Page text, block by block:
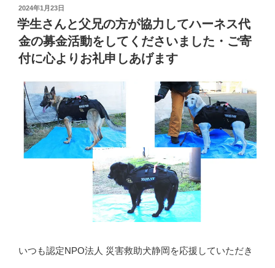
投
稿
日:
2024年1月23日
学生さんと父兄の方が協力してハーネス代
金の募金活動をしてくださいました・ご寄
付に心よりお礼申しあげます
いつも認定NPO法人 災害救助犬静岡を応援していただき